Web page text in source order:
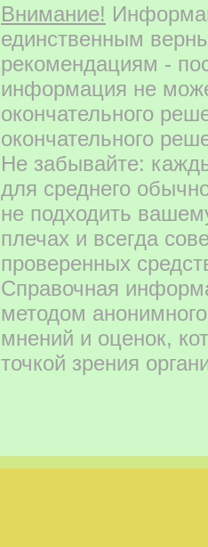
Внимание!
единственным
рекомендациям -
информация не
окончательного
окончательного
Не забывайте:
для среднего
не подходить
плечах и всегда
проверенных
Справочная
методом
мнений и оценок,
точкой зрения